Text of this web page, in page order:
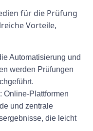
für die Prüfung
Vorteile,
Automatisierung und
werden Prüfungen
Online-Plattformen
und zentrale
die leicht